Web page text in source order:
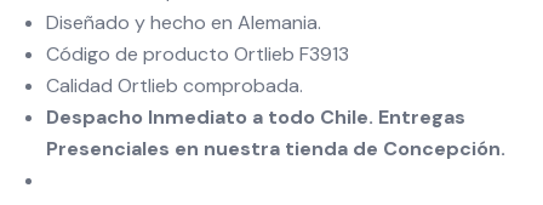
Diseñado y hecho en Alemania.
Código de producto Ortlieb F3913
Calidad Ortlieb comprobada.
Despacho Inmediato a todo Chile. Entregas
Presenciales en nuestra tienda de Concepción.